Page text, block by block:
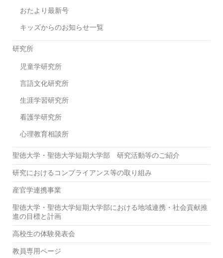
おたより最新号
キッズからのお知らせ一覧
研究所
児童学研究所
言語文化研究所
生涯学習研究所
看護学研究所
心理教育相談所
聖徳大学・聖徳大学短期大学部 研究活動等のご紹介
研究におけるコンプライアンス等の取り組み
産官学連携事業
聖徳大学・聖徳大学短期大学部における地域連携・社会貢献推
進の目標と計画
高校生の体験発表会
教員専用ページ